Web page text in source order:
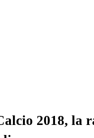
2018, la